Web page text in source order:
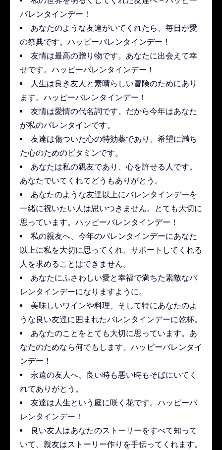
バレンタインデー！
あなたのような友達がいてくれたら、毎日が愛
の祭典です。ハッピーバレンタインデー！
友情は最高の贈り物です。あなたに出会えて幸
せです。ハッピーバレンタインデー！
人生は良き友人と素晴らしい冒険のためにあり
ます。ハッピーバレンタインデー！
友情は愛情の代名詞です。だから今年はあなた
が私のバレンタインです。
友達は傷ついた心の特効薬であり、希望に満ち
た心のためのビタミンです。
あなたは私の親友であり、心を許せる人です。
あなたでいてくれてどうもありがとう。
あなたのような友達以上にバレンタインデーを
一緒に祝いたい人は思いつきません。とても大切に
思っています。ハッピーバレンタインデー！
私の親友へ、今年のバレンタインデーにあなた
以上に私を大切に思ってくれ、サポートしてくれる
人を求めることはできません。
あなたにふさわしい愛と幸福で満ちた素敵なバ
レンタインデーになりますように。
美味しいワインや料理、そして特にあなたのよ
うな良い友達に囲まれたバレンタインデーに乾杯。
あなたのことをとても大切に思っています。あ
なたのためなら何でもします。ハッピーバレンタイ
ンデー！
永遠の友人へ、良い時も悪い時もそばにいてく
れてありがとう。
友達は人生という庭に咲く花です。ハッピーバ
レンタインデー！
良い友人はあなたのストーリーをすべて知って
いて、親友はストーリー作りを手伝ってくれます。